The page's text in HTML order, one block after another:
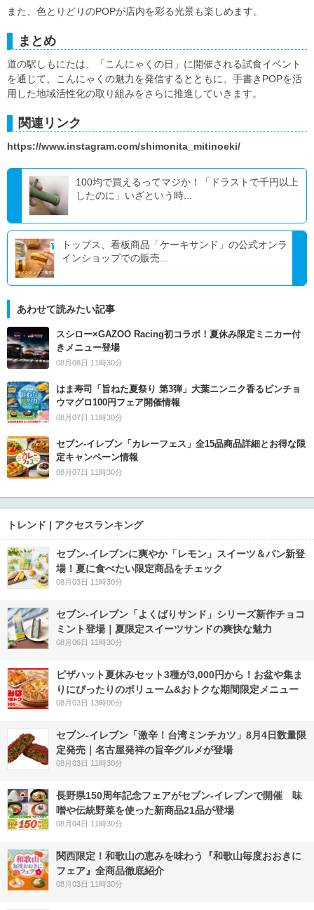
また、色とりどりのPOPが店内を彩る光景も楽しめます。
まとめ
道の駅しもにたは、「こんにゃくの日」に開催される試食イベント
を通じて、こんにゃくの魅力を発信するとともに、手書きPOPを活
用した地域活性化の取り組みをさらに推進していきます。
関連リンク
https://www.instagram.com/shimonita_mitinoeki/
100均で買えるってマジか！「ドラストで千円以上
したのに」いざという時...
トップス、看板商品「ケーキサンド」の公式オンラ
インショップでの販売...
あわせて読みたい記事
スシロー×GAZOO Racing初コラボ！夏休み限定ミニカー付
きメニュー登場
08月08日 11時30分
はま寿司「旨ねた夏祭り 第3弾」大葉ニンニク香るビンチョ
ウマグロ100円フェア開催情報
08月07日 11時30分
セブン‐イレブン「カレーフェス」全15品商品詳細とお得な限
定キャンペーン情報
08月07日 11時30分
トレンド | アクセスランキング
セブン‐イレブンに爽やか「レモン」スイーツ＆パン新登
場！夏に食べたい限定商品をチェック
08月03日 11時30分
セブン‐イレブン「よくばりサンド」シリーズ新作チョコ
ミント登場｜夏限定スイーツサンドの爽快な魅力
08月06日 11時30分
ピザハット夏休みセット3種が3,000円から！お盆や集ま
りにぴったりのボリューム&おトクな期間限定メニュー
08月03日 13時00分
セブン-イレブン「激辛！台湾ミンチカツ」8月4日数量限
定発売｜名古屋発祥の旨辛グルメが登場
08月03日 11時30分
長野県150周年記念フェアがセブン-イレブンで開催 味
噌や伝統野菜を使った新商品21品が登場
08月04日 11時30分
関西限定！和歌山の恵みを味わう『和歌山毎度おおきに
フェア』全商品徹底紹介
08月03日 11時30分